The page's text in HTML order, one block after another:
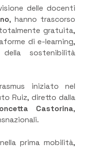
delle docenti
, hanno trascorso
gratuita,
di e-learning,
sostenibilità
iniziato nel
Ruiz, diretto dalla
Castorina,
prima mobilità,